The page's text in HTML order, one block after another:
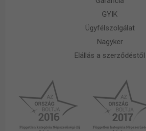
GYIK
Ügyfélszolgálat
Nagyker
Elállás a szerződéstől